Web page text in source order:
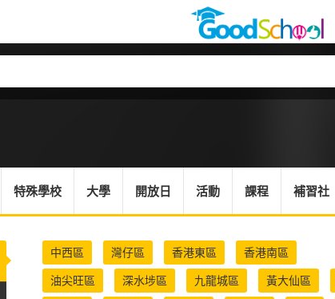
特殊學校 大學 開放日 活動 課程 補習社
中西區 灣仔區 香港東區
香港南區
油尖旺區
深水埗區 九龍城區 黃大仙區